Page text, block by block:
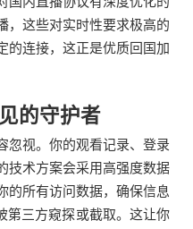
，这些对实时性要求极高的
的连接，这正是优质回国加
的守护者
忽视。你的观看记录、登录
技术方案会采用高强度数据
的所有访问数据，确保信息
第三方窥探或截取。这让你